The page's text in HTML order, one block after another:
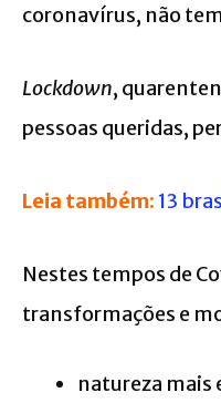
coronavírus, não
Lockdown,
pessoas queridas,
Leia também:13
Nestes tempos de
transformações e
natureza mais